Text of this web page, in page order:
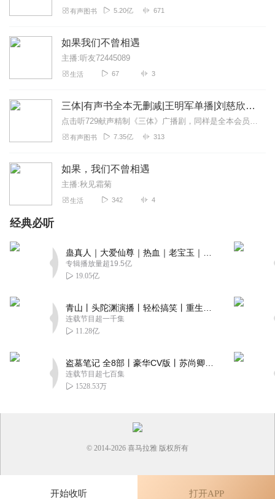
有声图书 5.20亿 671
如果我们不曾相遇
主播:听友72445089
生活 67 3
三体|有声书全本无删减|王明军单播|刘慈欣原著
点击听729献声精制《三体》广播剧，同样是全本会员免费畅听，快来感受声音大戏的魅力！【购买须知】1、本作品部分集数为免费试听。2、版权归原作者所有，严禁翻录成任...
有声图书 7.35亿 313
如果，我们不曾相遇
主播:秋见霜菊
生活 342 4
经典必听
专辑播放量超19.5亿
19.05亿
连载节目超一千集
11.28亿
连载节目超七百集
1528.53万
开始收听 打开APP
© 2014-2026 喜马拉雅 版权所有